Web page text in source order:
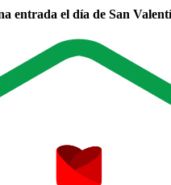
entrada el día de San